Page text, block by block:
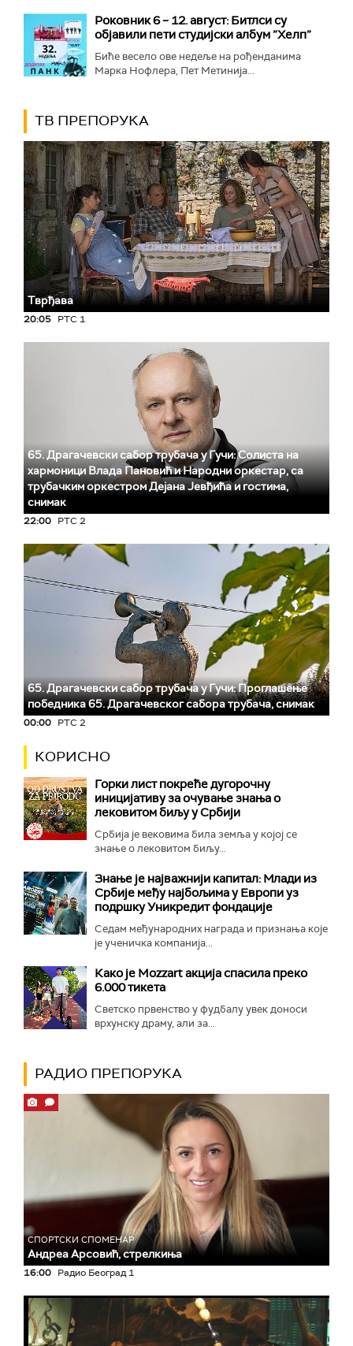
Роковник 6 – 12. август: Битлси су
објавили пети студијски албум ”Хелп”
Биће весело ове недеље на рођенданима
Марка Нофлера, Пет Метинија...
ТВ ПРЕПОРУКА
Тврђава
20:05 РТС 1
65. Драгачевски сабор трубача у Гучи: Солиста на
хармоници Влада Пановић и Народни оркестар, са
трубачким оркестром Дејана Јевђића и гостима,
снимак
22:00 РТС 2
65. Драгачевски сабор трубача у Гучи: Проглашење
победника 65. Драгачевског сабора трубача, снимак
00:00 РТС 2
КОРИСНО
Горки лист покреће дугорочну
иницијативу за очување знања о
лековитом биљу у Србији
Србија је вековима била земља у којој се
знање о лековитом биљу...
Знање је најважнији капитал: Млади из
Србије међу најбољима у Европи уз
подршку Уникредит фондације
Седам међународних награда и признања које
је ученичка компанија...
Како је Mozzart акција спасила преко
6.000 тикета
Светско првенство у фудбалу увек доноси
врхунску драму, али за...
РАДИО ПРЕПОРУКА
СПОРТСКИ СПОМЕНАР
Андреа Арсовић, стрелкиња
16:00 Радио Београд 1